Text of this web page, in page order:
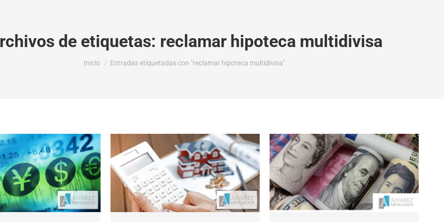
de etiquetas: reclamar hipoteca multidivisa
Estás aquí:
Inicio Entradas etiquetadas con "reclamar hipoteca multidivisa".